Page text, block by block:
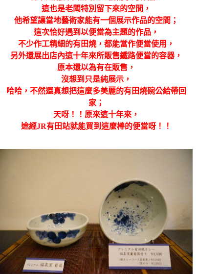
這也是老闆特別留下來的空間，
他希望讓當地藝術家能有一個展示作品的空間；
這次恰好遇到以便當為主題的作品，
不少作工精細的有田燒，都能當作便當使用，
另外還展出店內這十年來所販售鐵路便當的容器，
原本還以為有在販售，
沒想到只是純展示，
哈哈，不然還真想把這麼多美麗的有田燒碗公給帶回
家；
天呀！！原來這十年來，
途經JR有田站就能買到這麼棒的便當呀！！